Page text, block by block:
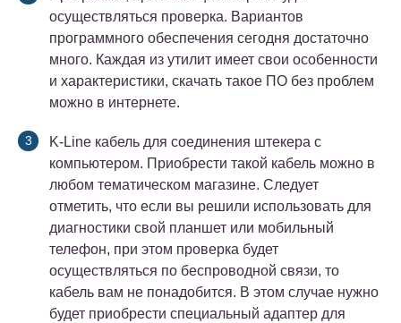
осуществляться проверка. Вариантов
программного обеспечения сегодня достаточно
много. Каждая из утилит имеет свои особенности
и характеристики, скачать такое ПО без проблем
можно в интернете.
K-Line кабель для соединения штекера с
компьютером. Приобрести такой кабель можно в
любом тематическом магазине. Следует
отметить, что если вы решили использовать для
диагностики свой планшет или мобильный
телефон, при этом проверка будет
осуществляться по беспроводной связи, то
кабель вам не понадобится. В этом случае нужно
будет приобрести специальный адаптер для